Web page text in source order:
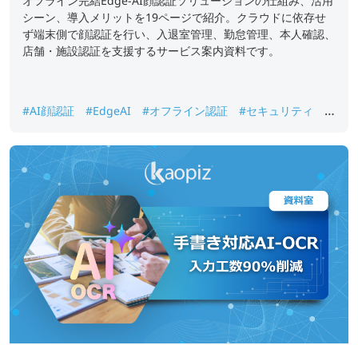
シーン、導入メリットを19ページで紹介。クラウドに依存せ
ず端末側で顔認証を行い、入退室管理、勤怠管理、本人確認、
店舗・施設認証を支援するサービス案内資料です。
#AI顔認証 #EdgeAI #オフライン認証 #セキュリティ
#